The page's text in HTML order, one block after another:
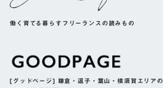
働く育てる暮らすフリーランスの読みもの
[グッドページ] 鎌倉・逗子・葉山・横須賀エリアの